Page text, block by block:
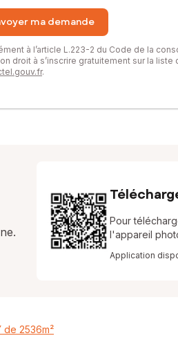
ma demande
à l’article L.223-2 du Code de la
droit à s’inscrire gratuitement sur la
.
Pour
l'appareil
Application
de 2536m²